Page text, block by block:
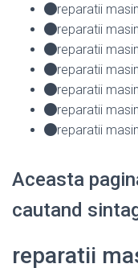
reparatii
reparatii
reparatii
reparatii
reparatii
reparatii
reparatii
Aceasta
cautand
reparatii